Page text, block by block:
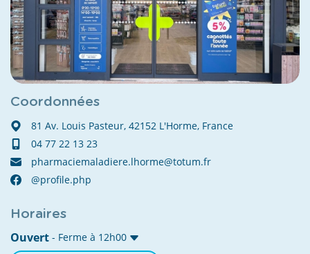
Coordonnées
81 Av. Louis Pasteur, 42152 L'Horme, France
04 77 22 13 23
pharmaciemaladiere.lhorme@totum.fr
@profile.php
Horaires
Ouvert - Ferme à 12h00